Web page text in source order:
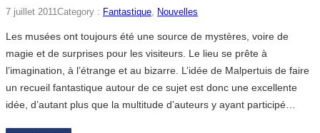
7 juillet 2011Category : Fantastique, Nouvelles
Les musées ont toujours été une source de mystères, voire de
magie et de surprises pour les visiteurs. Le lieu se prête à
l’imagination, à l’étrange et au bizarre. L’idée de Malpertuis de faire
un recueil fantastique autour de ce sujet est donc une excellente
idée, d’autant plus que la multitude d’auteurs y ayant participé…